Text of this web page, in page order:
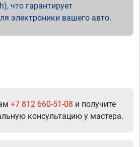
что гарантирует
электроники вашего авто.
+7 812 660-51-08 и получите
консультацию у мастера.